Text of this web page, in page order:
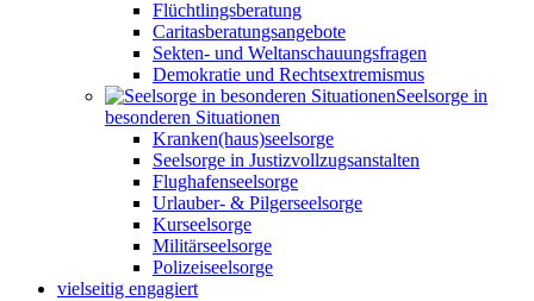
Flüchtlingsberatung
Caritasberatungsangebote
Sekten- und Weltanschauungsfragen
Demokratie und Rechtsextremismus
Seelsorge in
besonderen Situationen
Kranken(haus)seelsorge
Seelsorge in Justizvollzugsanstalten
Flughafenseelsorge
Urlauber- & Pilgerseelsorge
Kurseelsorge
Militärseelsorge
Polizeiseelsorge
vielseitig engagiert